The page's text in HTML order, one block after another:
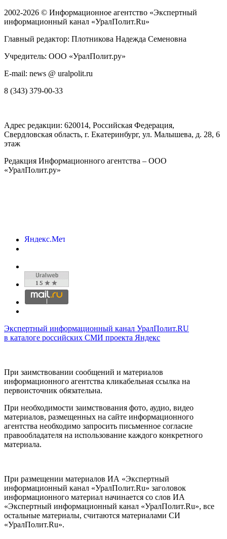
2002-2026 © Информационное агентство «Экспертный
информационный канал «УралПолит.Ru»
Главный редактор: Плотникова Надежда Семеновна
Учредитель: ООО «УралПолит.ру»
E-mail: news @ uralpolit.ru
8 (343) 379-00-33
Адрес редакции: 620014, Российская Федерация,
Свердловская область, г. Екатеринбург, ул. Малышева, д. 28, 6
этаж
Редакция Информационного агентства – ООО
«УралПолит.ру»
Экспертный информационный канал УралПолит.RU
в каталоге российских СМИ проекта Яндекс
При заимствовании сообщений и материалов
информационного агентства кликабельная ссылка на
первоисточник обязательна.
При необходимости заимствования фото, аудио, видео
материалов, размещенных на сайте информационного
агентства необходимо запросить письменное согласие
правообладателя на использование каждого конкретного
материала.
При размещении материалов ИА «Экспертный
информационный канал «УралПолит.Ru» заголовок
информационного материал начинается со слов ИА
«Экспертный информационный канал «УралПолит.Ru», все
остальные материалы, считаются материалами СИ
«УралПолит.Ru».